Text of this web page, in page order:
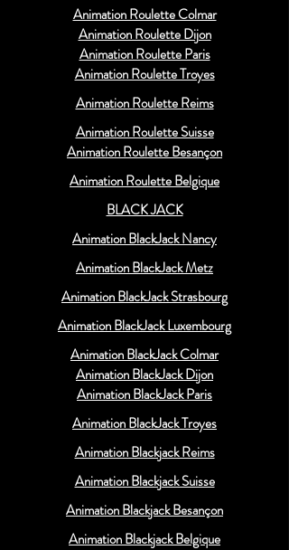
Animation Roulette Colmar
Animation Roulette Dijon
Animation Roulette Paris
Animation Roulette Troyes
Animation Roulette Reims
Animation Roulette Suisse
Animation Roulette Besançon
Animation Roulette Belgique
BLACK JACK
Animation BlackJack Nancy
Animation BlackJack Metz
Animation BlackJack Strasbourg
Animation BlackJack Luxembourg
Animation BlackJack Colmar
Animation BlackJack Dijon
Animation BlackJack Paris
Animation BlackJack Troyes
Animation Blackjack Reims
Animation Blackjack Suisse
Animation Blackjack Besançon
Animation Blackjack Belgique